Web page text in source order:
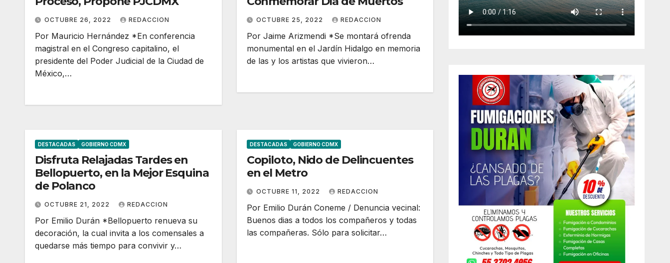
OCTUBRE 26, 2022 REDACCION
Por Mauricio Hernández *En conferencia
magistral en el Congreso capitalino, el
presidente del Poder Judicial de la Ciudad de
México,…
OCTUBRE 25, 2022 REDACCION
Por Jaime Arizmendi *Se montará ofrenda
monumental en el Jardín Hidalgo en memoria
de las y los artistas que vivieron…
DESTACADAS GOBIERNO CDMX
Disfruta Relajadas Tardes en
Bellopuerto, en la Mejor Esquina
de Polanco
OCTUBRE 21, 2022 REDACCION
Por Emilio Durán *Bellopuerto renueva su
decoración, la cual invita a los comensales a
quedarse más tiempo para convivir y…
DESTACADAS GOBIERNO CDMX
Copiloto, Nido de Delincuentes
en el Metro
OCTUBRE 11, 2022 REDACCION
Por Emilio Durán Coneme / Denuncia vecinal:
Buenos dias a todos los compañeros y todas
las compañeras. Sólo para solicitar…